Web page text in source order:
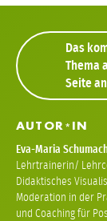
Das
Thema
Seite
AUTOR* IN
Eva-Maria
Lehrtrainerin/
Didaktisches
Moderation in der
und Coaching für